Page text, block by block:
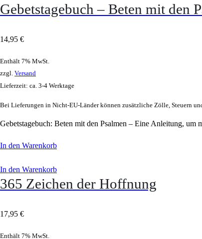
Gebetstagebuch – Beten mit den
14,95 €
Enthält 7% MwSt.
zzgl. Versand
Lieferzeit: ca. 3-4 Werktage
Bei Lieferungen in Nicht-EU-Länder können zusätzliche Zölle, Steuern
Gebetstagebuch: Beten mit den Psalmen – Eine Anleitung,
In den Warenkorb
In den Warenkorb
365 Zeichen der Hoffnung
17,95 €
Enthält 7% MwSt.